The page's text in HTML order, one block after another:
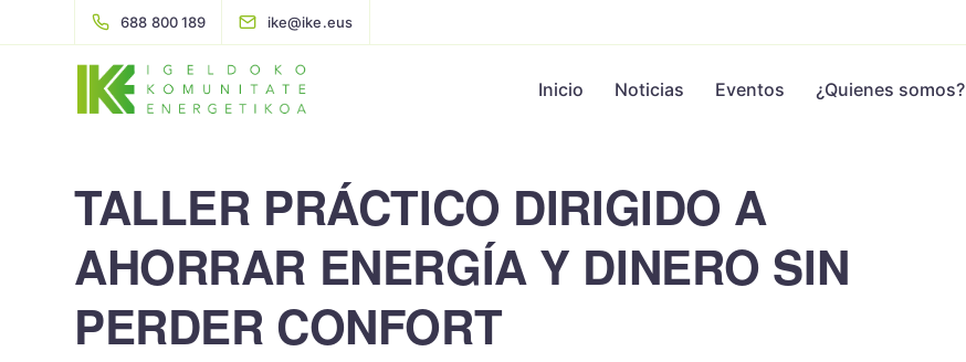
688 800 189 ike@ike.eus
Inicio Noticias Eventos ¿Quienes somos?
TALLER PRÁCTICO DIRIGIDO A
AHORRAR ENERGÍA Y DINERO SIN
PERDER CONFORT